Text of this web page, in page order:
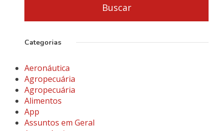
Categorias
Aeronáutica
Agropecuária
Agropecuária
Alimentos
App
Assuntos em Geral